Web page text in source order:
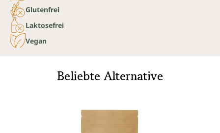
Glutenfrei
Laktosefrei
Vegan
Beliebte Alternative